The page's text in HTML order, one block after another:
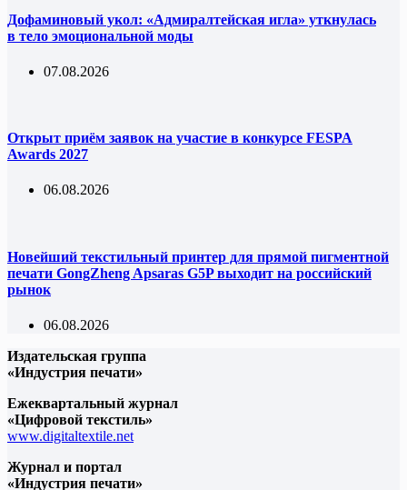
Дофаминовый укол: «Адмиралтейская игла» уткнулась
в тело эмоциональной моды
07.08.2026
Открыт приём заявок на участие в конкурсе FESPA
Awards 2027
06.08.2026
Новейший текстильный принтер для прямой пигментной
печати GongZheng Apsaras G5P выходит на российский
рынок
06.08.2026
Издательская группа
«Индустрия печати»
Ежеквартальный журнал
«Цифровой текстиль»
www.digitaltextile.net
Журнал и портал
«Индустрия печати»